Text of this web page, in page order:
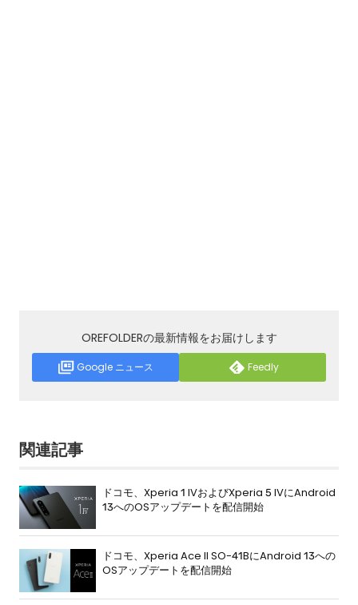
OREFOLDERの最新情報をお届けします
Google ニュース Feedly
関連記事
ドコモ、Xperia 1 IVおよびXperia 5 IVにAndroid
13へのOSアップデートを配信開始
ドコモ、Xperia Ace II SO-41BにAndroid 13への
OSアップデートを配信開始